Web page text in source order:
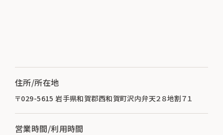
住所/所在地
〒029-5615 岩手県和賀郡西和賀町沢内弁天２８地割７１
営業時間/利用時間